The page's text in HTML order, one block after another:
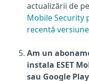
actualizării de
Mobile Security
recentă versiune
Am un
instala ESET
sau Google